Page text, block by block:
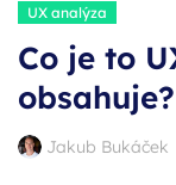
Co je to
obsahuje?
Autor:Jakub Bukáček
Štítky:
UX analýza